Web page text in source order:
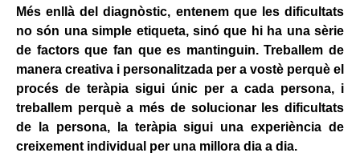
Més enllà del diagnòstic, entenem que les dificultats
no són una simple etiqueta, sinó que hi ha una sèrie
de factors que fan que es mantinguin. Treballem de
manera creativa i personalitzada per a vostè perquè el
procés de teràpia sigui únic per a cada persona, i
treballem perquè a més de solucionar les dificultats
de la persona, la teràpia sigui una experiència de
creixement individual per una millora dia a dia.